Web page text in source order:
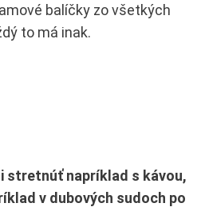
balíčky zo všetkých
to má inak.
stretnúť napríklad s kávou,
v dubových sudoch po